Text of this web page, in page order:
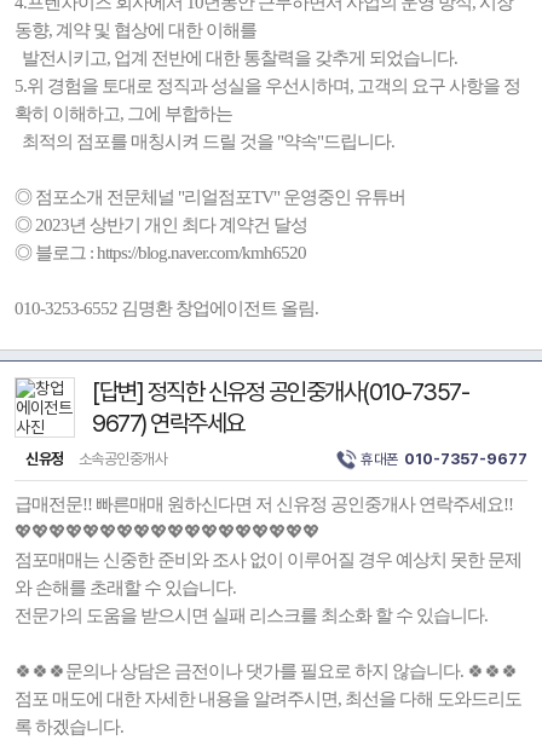
동향, 계약 및 협상에 대한 이해를
발전시키고, 업계 전반에 대한 통찰력을 갖추게 되었습니다.
5.위 경험을 토대로 정직과 성실을 우선시하며, 고객의 요구 사항을 정
확히 이해하고, 그에 부합하는
최적의 점포를 매칭시켜 드릴 것을 "약속"드립니다.
◎ 점포소개 전문체널 "리얼점포TV" 운영중인 유튜버
◎ 2023년 상반기 개인 최다 계약건 달성
◎ 블로그 : https://blog.naver.com/kmh6520
010-3253-6552 김명환 창업에이전트 올림.
[답변] 정직한 신유정 공인중개사(010-7357-
9677) 연락주세요
신유정 소속공인중개사 휴대폰 010-7357-9677
급매전문!! 빠른매매 원하신다면 저 신유정 공인중개사 연락주세요!!
💖💖💖💖💖💖💖💖💖💖💖💖💖💖💖💖💖💖
점포매매는 신중한 준비와 조사 없이 이루어질 경우 예상치 못한 문제
와 손해를 초래할 수 있습니다.
전문가의 도움을 받으시면 실패 리스크를 최소화 할 수 있습니다.
🍀🍀🍀문의나 상담은 금전이나 댓가를 필요로 하지 않습니다. 🍀🍀🍀
점포 매도에 대한 자세한 내용을 알려주시면, 최선을 다해 도와드리도
록 하겠습니다.